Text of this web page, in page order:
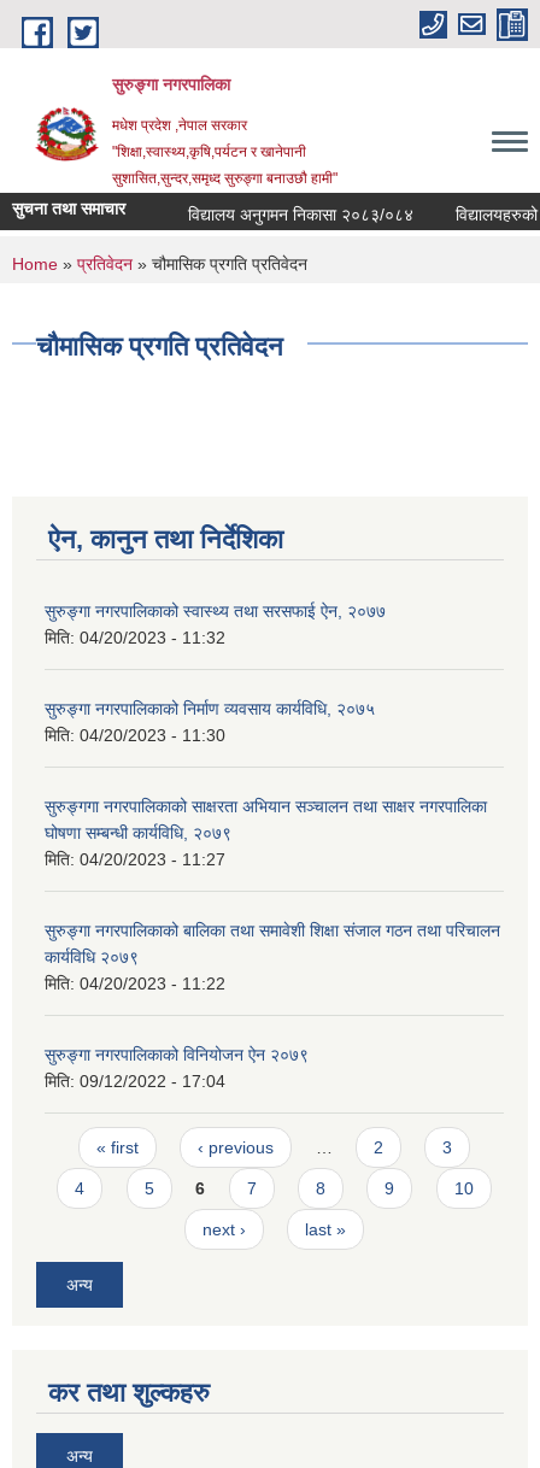
Skip to main content
सुरुङ्‍गा नगरपालिका
मधेश प्रदेश ,नेपाल सरकार
"शिक्षा,स्वास्थ्य,कृषि,पर्यटन र खानेपानी
सुशासित,सुन्दर,समृध्द सुरुङ्गा बनाउछौ हामी"
सुचना तथा समाचार विद्यालय अनुगमन निकासा २०८३/०८४ विद्यालयहरुको
You are here
Home » प्रतिवेदन » चौमासिक प्रगति प्रतिवेदन
चौमासिक प्रगति प्रतिवेदन
ऐन, कानुन तथा निर्देशिका
सुरुङ्गा नगरपालिकाको स्वास्थ्य तथा सरसफाई ऐन, २०७७
मिति: 04/20/2023 - 11:32
सुरुङ्गा नगरपालिकाको निर्माण व्यवसाय कार्यविधि, २०७५
मिति: 04/20/2023 - 11:30
सुरुङ्गगा नगरपालिकाको साक्षरता अभियान सञ्चालन तथा साक्षर नगरपालिका
घोषणा सम्बन्धी कार्यविधि, २०७९
मिति: 04/20/2023 - 11:27
सुरुङ्गा नगरपालिकाको बालिका तथा समावेशी शिक्षा संजाल गठन तथा परिचालन
कार्यविधि २०७९
मिति: 04/20/2023 - 11:22
सुरुङ्गा नगरपालिकाको विनियोजन ऐन २०७९
मिति: 09/12/2022 - 17:04
Pages
« first ‹ previous 2 3
4 5 6 7 8 9 10
next › last »
अन्य
कर तथा शुल्कहरु
अन्य